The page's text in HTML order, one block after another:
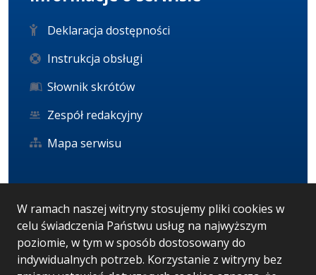
W ramach naszej witryny stosujemy pliki cookies w
celu świadczenia Państwu usług na najwyższym
poziomie, w tym w sposób dostosowany do
indywidualnych potrzeb. Korzystanie z witryny bez
Deklaracja dostępności
Instrukcja obsługi
Słownik skrótów
Zespół redakcyjny
Mapa serwisu
Statystyki oglądalności
Ostatnio dodane